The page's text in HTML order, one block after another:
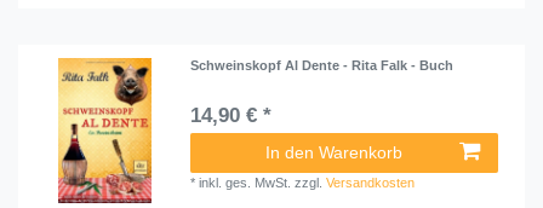
Schweinskopf Al Dente - Rita Falk - Buch
14,90 € *
In den Warenkorb
*inkl. ges. MwSt. zzgl.Versandkosten